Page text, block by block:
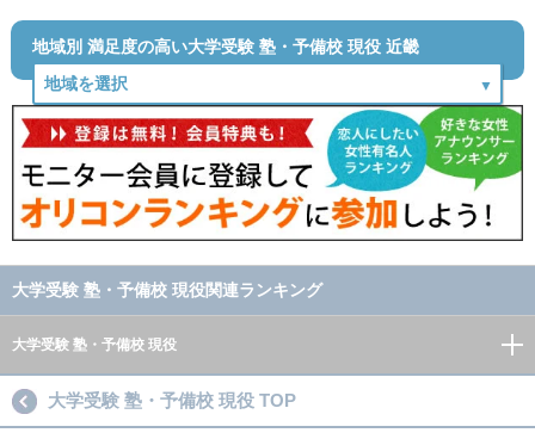
地域別 満足度の高い大学受験 塾・予備校 現役 近畿
大学受験 塾・予備校 現役関連ランキング
大学受験 塾・予備校 現役
大学受験 塾・予備校 現役 TOP